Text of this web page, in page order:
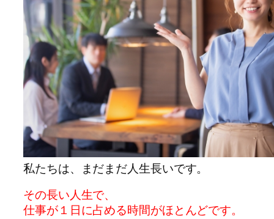
私たちは、まだまだ人生長いです。
その長い人生で、
仕事が１日に占める時間がほとんどです。